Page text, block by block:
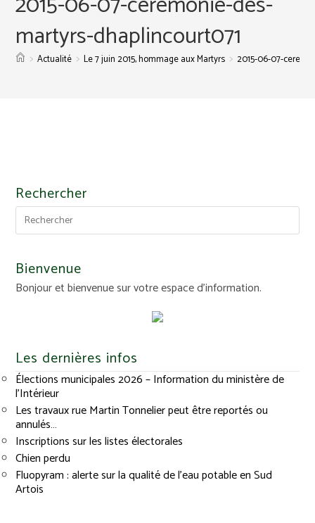
martyrs-dhaplincourt071
> Actualité > Le 7 juin 2015, hommage aux Martyrs > 2015-06-07-
Rechercher
Bienvenue
Bonjour et bienvenue sur votre espace d'information.
Les dernières infos
Élections municipales 2026 – Information du ministère de
l’Intérieur
Les travaux rue Martin Tonnelier peut être reportés ou
annulés…
Inscriptions sur les listes électorales
Chien perdu
Fluopyram : alerte sur la qualité de l’eau potable en Sud
Artois